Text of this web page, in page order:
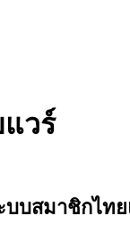
วร์
บบสมาชิกไท